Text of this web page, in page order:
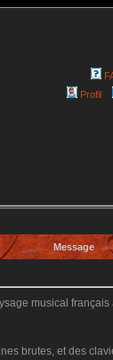
Profil
Message
musical
brutes, et des